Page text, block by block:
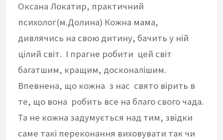
Оксана Локатир, практичний
психолог(м.Долина) Кожна мама,
дивлячись на свою дитину, бачить у ній
цілий світ. І прагне робити цей світ
багатшим, кращим, досконалішим.
Впевнена, що кожна з нас свято вірить в
те, що вона робить все на благо свого чада.
Та не кожна задумується над тим, звідки
саме такі переконання виховувати так чи